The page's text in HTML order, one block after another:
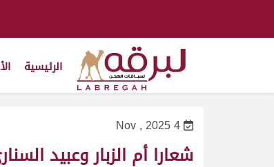
الرئيسية
4 Nov , 2025
شعارا أم الزبار وعبيد